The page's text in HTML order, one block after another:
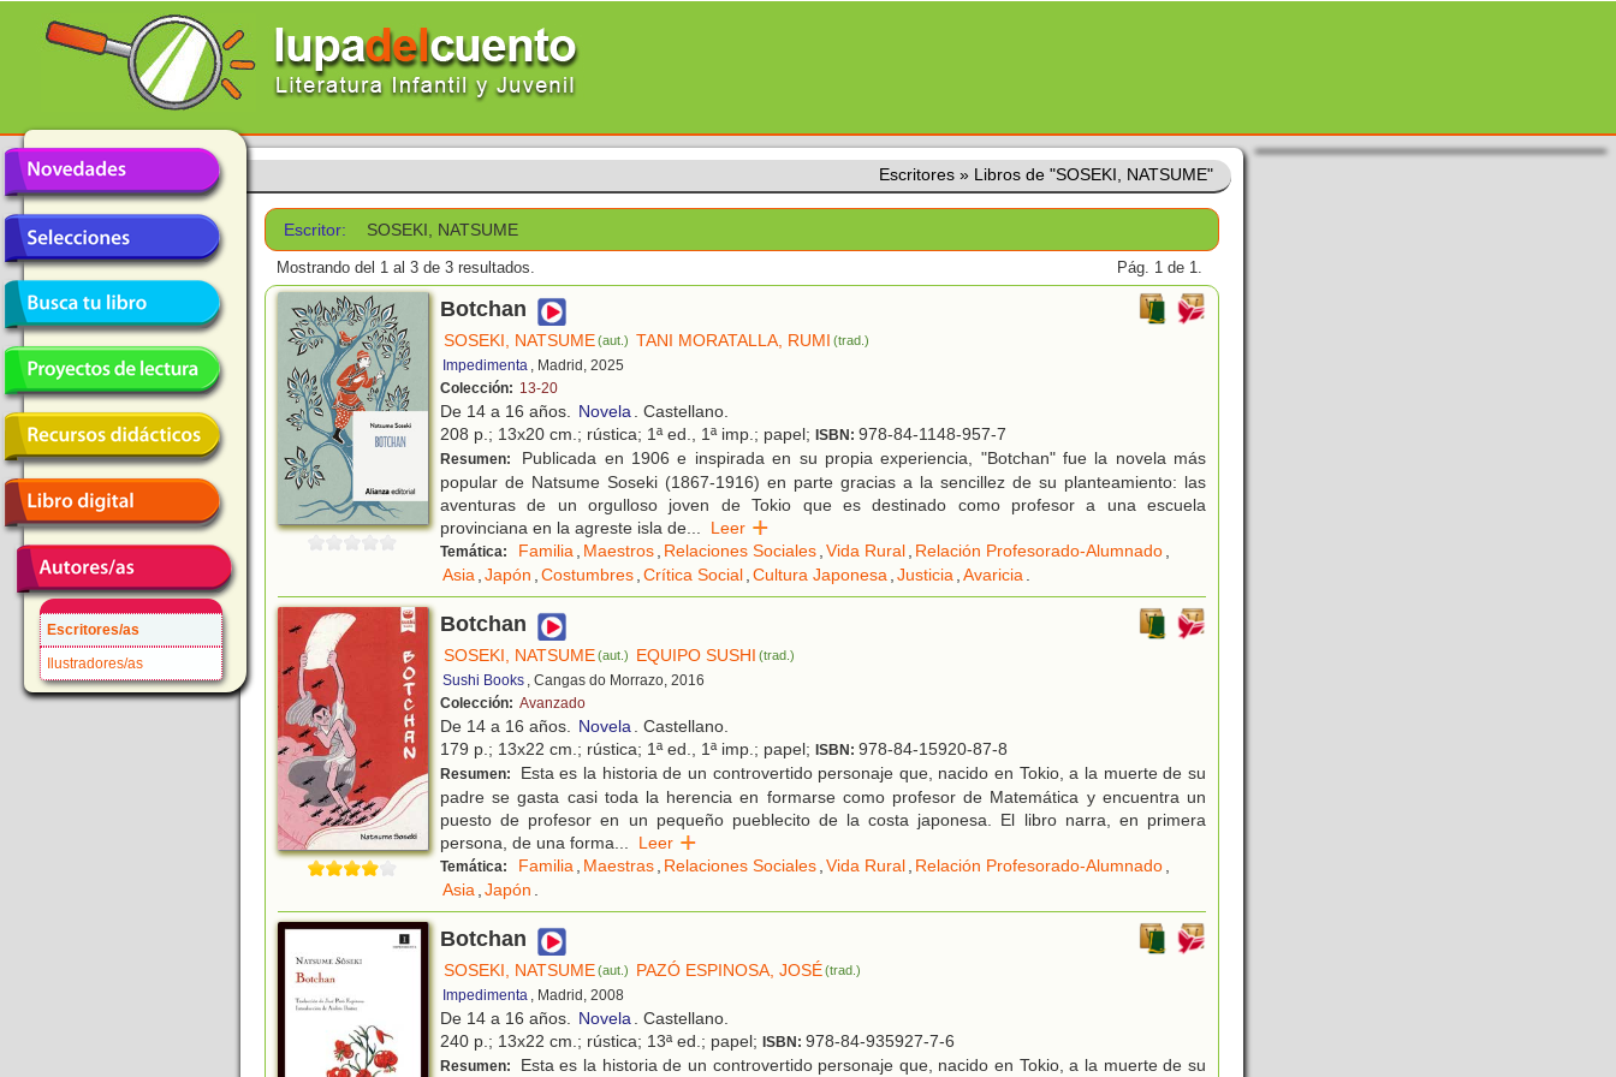
Escritores/as
Ilustradores/as
Escritores » Libros de "SOSEKI, NATSUME"
Escritor: SOSEKI, NATSUME
Mostrando del 1 al 3 de 3 resultados. Pág. 1 de 1.
Botchan
SOSEKI, NATSUME(aut.) TANI MORATALLA, RUMI (trad.)
Impedimenta , Madrid, 2025
Colección: 13-20
De 14 a 16 años. Novela. Castellano.
208 p.; 13x20 cm.; rústica; 1ª ed., 1ª imp.; papel; ISBN: 978-84-1148-957-7
Resumen:
Publicada en 1906 e inspirada en su propia experiencia, "Botchan" fue la novela más
popular de Natsume Soseki (1867-1916) en parte gracias a la sencillez de su planteamiento: las
aventuras de un orgulloso joven de Tokio que es destinado como profesor a una escuela
provinciana en la agreste isla de... Leer
Temática: Familia, Maestros, Relaciones Sociales,Vida Rural, Relación Profesorado-Alumnado,
Asia,Japón ,Costumbres,Crítica Social,Cultura Japonesa,Justicia,Avaricia.
Botchan
SOSEKI, NATSUME(aut.) EQUIPO SUSHI (trad.)
Sushi Books , Cangas do Morrazo, 2016
Colección: Avanzado
De 14 a 16 años. Novela. Castellano.
179 p.; 13x22 cm.; rústica; 1ª ed., 1ª imp.; papel; ISBN: 978-84-15920-87-8
Resumen:
Esta es la historia de un controvertido personaje que, nacido en Tokio, a la muerte de su
padre se gasta casi toda la herencia en formarse como profesor de Matemática y encuentra un
puesto de profesor en un pequeño pueblecito de la costa japonesa. El libro narra, en primera
persona, de una forma... Leer
Temática: Familia, Maestras, Relaciones Sociales,Vida Rural, Relación Profesorado-Alumnado,
Asia,Japón .
Botchan
SOSEKI, NATSUME(aut.) PAZÓ ESPINOSA, JOSÉ(trad.)
Impedimenta , Madrid, 2008
De 14 a 16 años. Novela. Castellano.
240 p.; 13x22 cm.; rústica; 13ª ed.; papel; ISBN: 978-84-935927-7-6
Resumen: Esta es la historia de un controvertido personaje que, nacido en Tokio, a la muerte de su